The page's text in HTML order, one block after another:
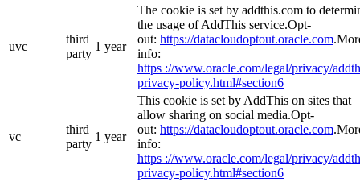
uvc
third
party
1 year
The cookie is set by addthis.com to
the usage of AddThis service.Opt-
out: https://datacloudoptout.oracle.com
info:
https ://www.oracle.com/legal/privacy/
privacy-policy.html#section6
vc
third
party
1 year
This cookie is set by AddThis on sites that
allow sharing on social media.Opt-
out: https://datacloudoptout.oracle.com
info:
https ://www.oracle.com/legal/privacy/
privacy-policy.html#section6